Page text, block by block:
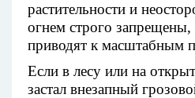
растительности и
огнем строго запрещены,
приводят к масштабным
Если в лесу или на
застал внезапный